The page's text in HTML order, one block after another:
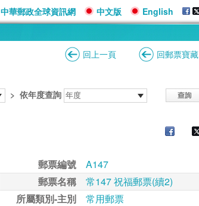
中華郵政全球資訊網 中文版 English
回上一頁 回郵票寶藏
> 依年度查詢
郵票編號
A147
郵票名稱
常147 祝福郵票(續2)
所屬類別-主別
常用郵票